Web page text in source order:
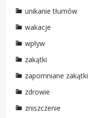
unikanie tłumów
wakacje
wpływ
zakątki
zapomniane zakątki
zdrowie
zniszczenie